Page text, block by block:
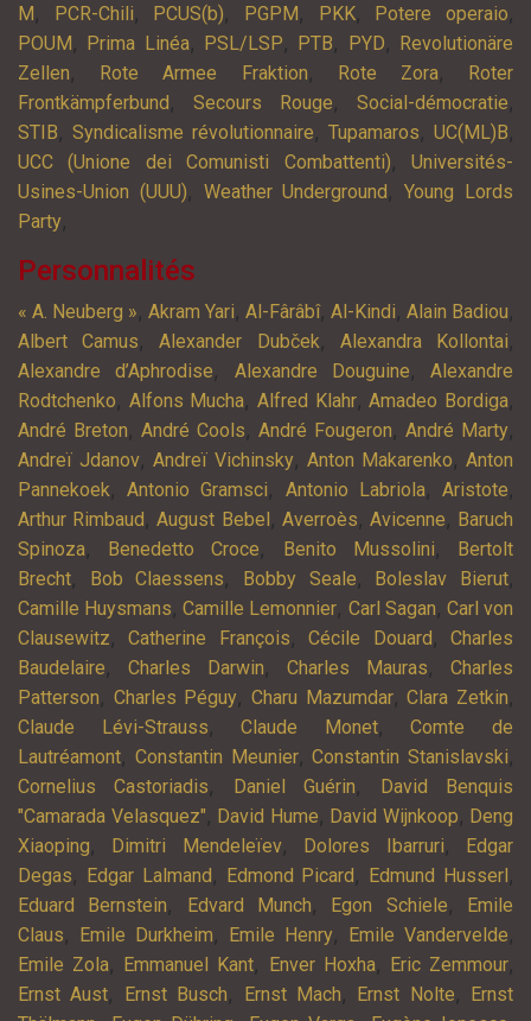
M , PCR-Chili, PCUS(b), PGPM , PKK, Potere operaio,
POUM , Prima Linéa, PSL/LSP, PTB, PYD,
Revolutionäre
Zellen, Rote Armee Fraktion, Rote Zora,
Roter
Frontkämpferbund , Secours Rouge, Social-démocratie,
STIB, Syndicalisme révolutionnaire, Tupamaros, UC(ML)B,
UCC (Unione dei Comunisti Combattenti),Universités-
Usines-Union (UUU), Weather Underground ,Young Lords
Party,
Personnalités
« A. Neuberg », Akram Yari, Al-Fârâbî, Al-Kindi, Alain Badiou,
Albert Camus,Alexander Dubček, Alexandra Kollontai,
Alexandre d’Aphrodise, Alexandre Douguine, Alexandre
Rodtchenko, Alfons Mucha,Alfred Klahr,Amadeo Bordiga,
André Breton, André Cools, André Fougeron, André Marty,
Andreï Jdanov, Andreï Vichinsky, Anton Makarenko, Anton
Pannekoek,Antonio Gramsci, Antonio Labriola,Aristote,
Arthur Rimbaud ,August Bebel , Averroès, Avicenne, Baruch
Spinoza, Benedetto Croce, Benito Mussolini,
Bertolt
Brecht, Bob Claessens, Bobby Seale, Boleslav Bierut,
Camille Huysmans,Camille Lemonnier, Carl Sagan, Carl von
Clausewitz,Catherine François,Cécile Douard ,Charles
Baudelaire, Charles Darwin, Charles Mauras, Charles
Patterson, Charles Péguy,Charu Mazumdar,Clara Zetkin,
Claude Lévi-Strauss,Claude Monet,Comte de
Lautréamont, Constantin Meunier,Constantin Stanislavski,
Cornelius Castoriadis, Daniel Guérin,
David Benquis
"Camarada Velasquez", David Hume, David Wijnkoop, Deng
Xiaoping, Dimitri Mendeleïev, Dolores Ibarruri,
Edgar
Degas, Edgar Lalmand , Edmond Picard , Edmund Husserl ,
Eduard Bernstein, Edvard Munch, Egon Schiele,
Emile
Claus, Emile Durkheim, Emile Henry, Emile Vandervelde,
Emile Zola, Emmanuel Kant, Enver Hoxha, Eric Zemmour,
Ernst Aust, Ernst Busch, Ernst Mach, Ernst Nolte,
Ernst